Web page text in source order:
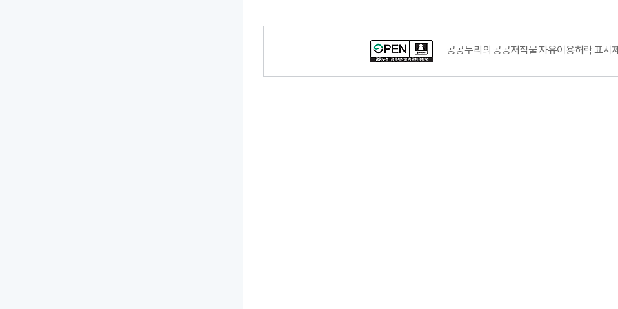
공공누리의 공공저작물 자유이용허락 표시